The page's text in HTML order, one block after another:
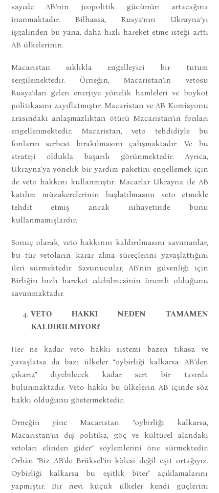
sayede AB’nin jeopolitik gücünün artacağına
inanmaktadır. Bilhassa, Rusya’nın Ukrayna’yı
işgalinden bu yana, daha hızlı hareket etme isteği arttı
AB ülkelerinin.
Macaristan sıklıkla engelleyici bir tutum
sergilemektedir. Örneğin, Macaristan’ın vetosu
Rusya’dan gelen enerjiye yönelik hamleleri ve boykot
politikasını zayıflatmıştır. Macaristan ve AB Komisyonu
arasındaki anlaşmazlıktan ötürü Macaristan’ın fonları
engellenmektedir. Macaristan, veto tehdidiyle bu
fonların serbest bırakılmasını çalışmaktadır. Ve bu
strateji oldukla başarılı görünmektedir. Ayrıca,
Ukrayna’ya yönelik bir yardım paketini engellemek için
de veto hakkını kullanmıştır. Macarlar Ukrayna ile AB
katılım müzakerelerinin başlatılmasını veto etmekle
tehdit etmiş ancak nihayetinde bunu
kullanmamışlardır.
Sonuç olarak, veto hakkının kaldırılmasını savunanlar,
bu tür vetoların karar alma süreçlerini yavaşlattığını
ileri sürmektedir. Savunucular, AB'nin güvenliği için
Birliğin hızlı hareket edebilmesinin önemli olduğunu
savunmaktadır.
VETO HAKKI NEDEN TAMAMEN
KALDIRILMIYOR?
Her ne kadar veto hakkı sistemi bazen tıkasa ve
yavaşlatsa da bazı ülkeler “oybirliği kalkarsa AB’den
çıkarız” diyebilecek kadar sert bir tavırda
bulunmaktadır. Veto hakkı bu ülkelerin AB içinde söz
hakkı olduğunu göstermektedir.
Örneğin yine Macaristan “oybirliği kalkarsa,
Macaristan’ın dış politika, göç ve kültürel alandaki
vetoları elinden gider” söylemlerini öne sürmektedir.
Orbán "Biz AB'de Brüksel’in kölesi değil eşit ortağıyız.
Oybirliği kalkarsa bu eşitlik biter" açıklamalarını
yapmıştır. Bir nevi küçük ülkeler kendi güçlerini